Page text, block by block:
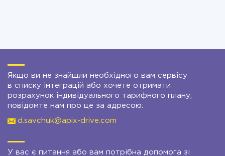
Якщо ви не знайшли необхідного вам сервісу
в списку інтеграцій або хочете отримати
розрахунок індивідуального тарифного плану,
повідомте нам про це за адресою:
d.savchuk@apix-drive.com
У вас є питання або вам потрібна допомога зі